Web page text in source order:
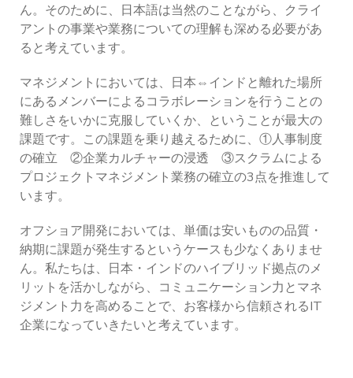
ん。そのために、日本語は当然のことながら、クライ
アントの事業や業務についての理解も深める必要があ
ると考えています。
マネジメントにおいては、日本⇔インドと離れた場所
にあるメンバーによるコラボレーションを行うことの
難しさをいかに克服していくか、ということが最大の
課題です。この課題を乗り越えるために、①人事制度
の確立 ②企業カルチャーの浸透 ③スクラムによる
プロジェクトマネジメント業務の確立の3点を推進して
います。
オフショア開発においては、単価は安いものの品質・
納期に課題が発生するというケースも少なくありませ
ん。私たちは、日本・インドのハイブリッド拠点のメ
リットを活かしながら、コミュニケーション力とマネ
ジメント力を高めることで、お客様から信頼されるIT
企業になっていきたいと考えています。